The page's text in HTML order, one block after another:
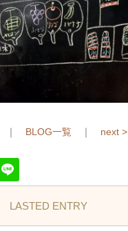
｜ BLOG一覧 ｜ next >
LASTED ENTRY